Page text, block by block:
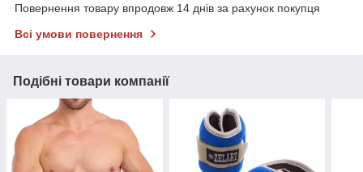
Повернення товару впродовж 14 днів за рахунок покупця
Всі умови повернення
Подібні товари компанії